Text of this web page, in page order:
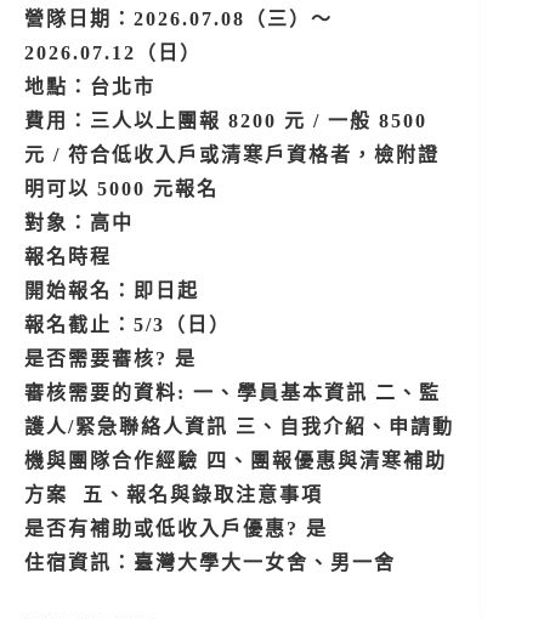
營隊日期：2026.07.08（三）～
2026.07.12（日）
地點：台北市
費用：三人以上團報 8200 元 / 一般 8500
元 / 符合低收入戶或清寒戶資格者，檢附證
明可以 5000 元報名
對象：高中
報名時程
開始報名：即日起
報名截止：5/3（日）
是否需要審核? 是
審核需要的資料: 一、學員基本資訊 二、監
護人/緊急聯絡人資訊 三、自我介紹、申請動
機與團隊合作經驗 四、團報優惠與清寒補助
方案 五、報名與錄取注意事項
是否有補助或低收入戶優惠? 是
住宿資訊：臺灣大學大一女舍、男一舍